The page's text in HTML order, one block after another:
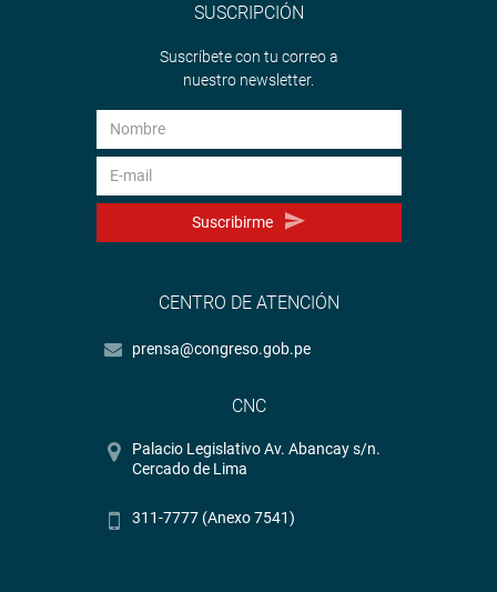
SUSCRIPCIÓN
Suscríbete con tu correo a
nuestro newsletter.
Suscribirme
CENTRO DE ATENCIÓN
prensa@congreso.gob.pe
CNC
Palacio Legislativo Av. Abancay s/n.
Cercado de Lima
311-7777 (Anexo 7541)